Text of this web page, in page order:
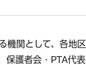
機関として、各地
保護者会・PTA代